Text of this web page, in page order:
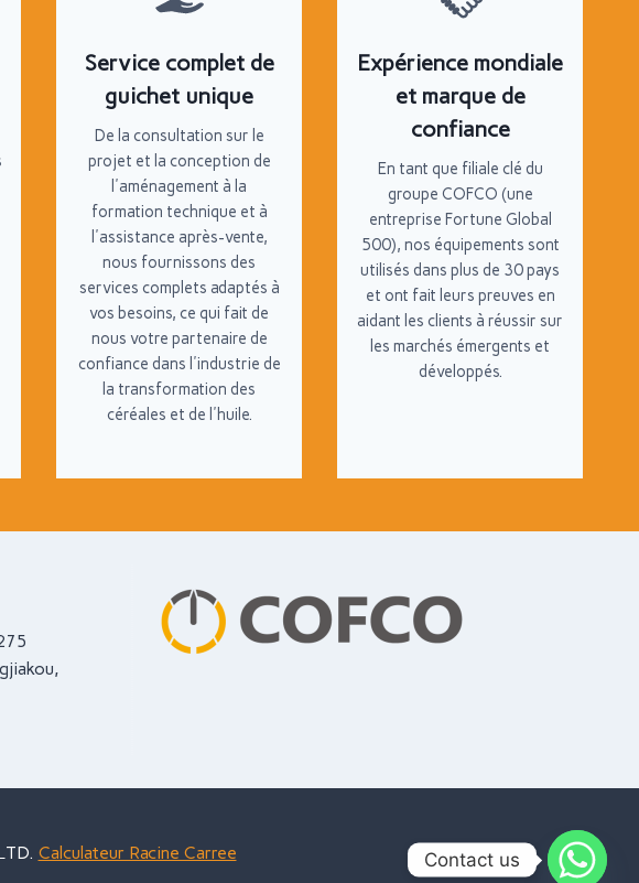
Service complet de
guichet unique
De la consultation sur le
projet et la conception de
l'aménagement à la
formation technique et à
l'assistance après-vente,
nous fournissons des
services complets adaptés à
vos besoins, ce qui fait de
nous votre partenaire de
confiance dans l'industrie de
la transformation des
céréales et de l'huile.
Expérience mondiale
et marque de
confiance
En tant que filiale clé du
groupe COFCO (une
entreprise Fortune Global
500), nos équipements sont
utilisés dans plus de 30 pays
et ont fait leurs preuves en
aidant les clients à réussir sur
les marchés émergents et
développés.
Calculateur Racine Carree
Contact us